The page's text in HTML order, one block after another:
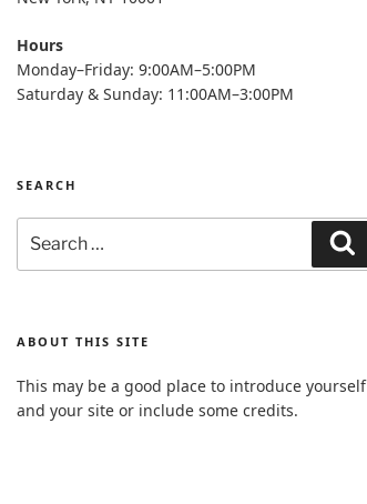
Hours
Monday–Friday: 9:00AM–5:00PM
Saturday & Sunday: 11:00AM–3:00PM
SEARCH
for:
ABOUT THIS SITE
This may be a good place to introduce yourself
and your site or include some credits.